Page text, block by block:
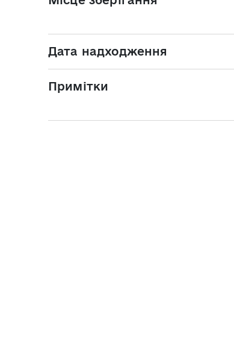
Дата надходження
Примітки